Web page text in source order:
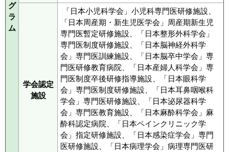
グ
ラ
ム
学会認定
施設
「日本小児科学会」小児科専門医研修施設、
「日本周産期・新生児医学会」周産期新生児
専門医暫定研修施設、「日本整形外科学会」
専門医制度研修施設、「日本脳神経外科学
会」専門医訓練施設、「日本脳卒中学会」専
門医研修教育病院、「日本産婦人科学会」専
門医制度卒後研修指導施設、「日本眼科学
会」専門医制度研修施設、「日本耳鼻咽喉科
学会」専門医研修施設、「日本泌尿器科学
会」専門医教育施設、「日本麻酔科学会」麻
酔科認定病院、「日本ペインクリニック学
会」指定研修施設、「日本感染症学会」専門
医研修施設、「日本病理学会」病理専門医研